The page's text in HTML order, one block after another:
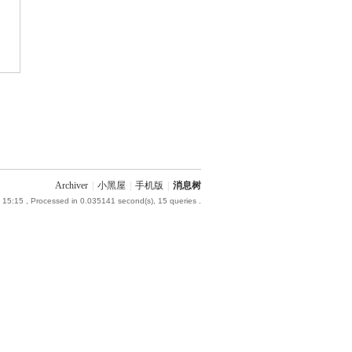
Archiver 小黑屋 手机版 消息树
15:15 , Processed in 0.035141 second(s), 15 queries .